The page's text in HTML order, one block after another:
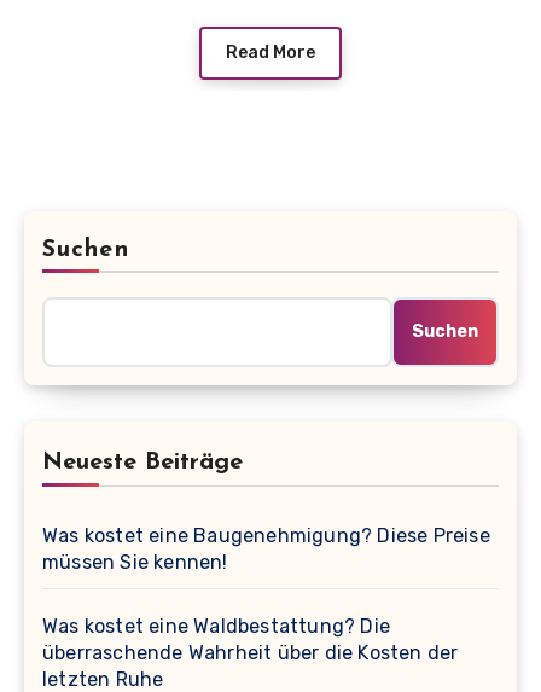
Read More
Suchen
Suchen
Neueste Beiträge
Was kostet eine Baugenehmigung? Diese Preise
müssen Sie kennen!
Was kostet eine Waldbestattung? Die
überraschende Wahrheit über die Kosten der
letzten Ruhe